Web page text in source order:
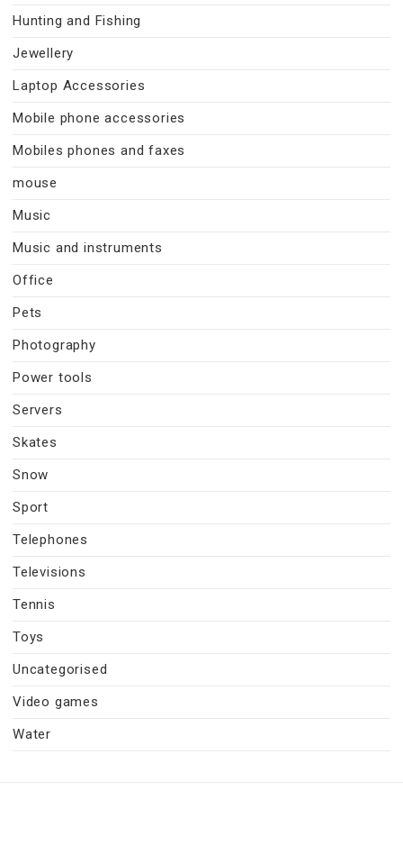
Hunting and Fishing
Jewellery
Laptop Accessories
Mobile phone accessories
Mobiles phones and faxes
mouse
Music
Music and instruments
Office
Pets
Photography
Power tools
Servers
Skates
Snow
Sport
Telephones
Televisions
Tennis
Toys
Uncategorised
Video games
Water